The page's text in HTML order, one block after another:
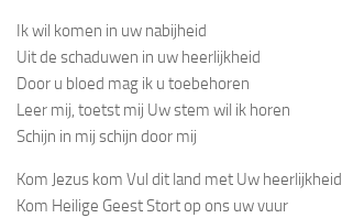
Ik wil komen in uw nabijheid
Uit de schaduwen in uw heerlijkheid
Door u bloed mag ik u toebehoren
Leer mij, toetst mij Uw stem wil ik horen
Schijn in mij schijn door mij
Kom Jezus kom Vul dit land met Uw heerlijkheid
Kom Heilige Geest Stort op ons uw vuur